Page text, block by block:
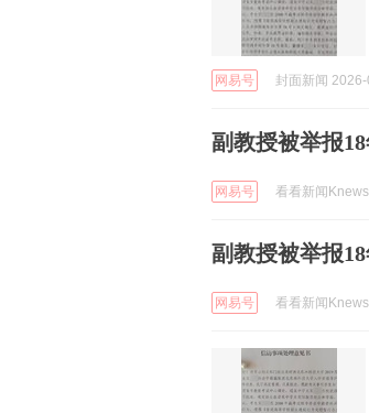
网易号 封面新闻
副教授被举报
网易号 看看新闻
副教授被举报
网易号 看看新闻